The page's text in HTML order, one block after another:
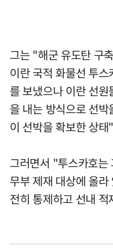
그는 "해군 유도탄 구
이란 국적 화물선 투
를 보냈으나 이란 선
을 내는 방식으로 선
이 선박을 확보한 상
그러면서 "투스카호는
무부 제재 대상에 올
전히 통제하고 선내